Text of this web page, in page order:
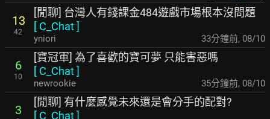
13
42
[閒聊] 台灣人有錢課金484遊戲市場根本沒問題
[ C_Chat]
yniori 33分鐘前, 08/10
6
10
[寶冠軍] 為了喜歡的寶可夢 只能害惡嗎
[ C_Chat]
newrookie 35分鐘前, 08/10
3
[閒聊] 有什麼感覺未來還是會分手的配對?
[ C_Chat]